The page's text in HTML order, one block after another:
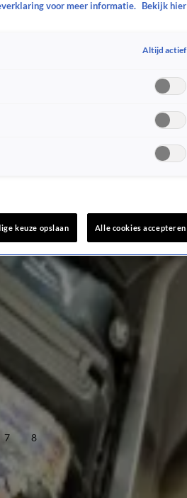
7 8
voor meer informatie.
Bekijk hier
Altijd actief
keuze opslaan Alle cookies accepteren